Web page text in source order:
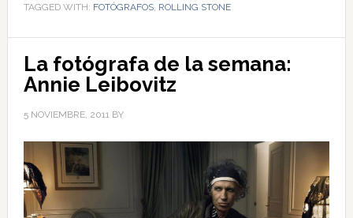
TAGGED WITH: FOTÓGRAFOS, ROLLING STONE
La fotógrafa de la semana:
Annie Leibovitz
5 NOVIEMBRE, 2011 BY